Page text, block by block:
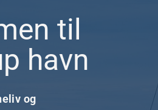
til
havn
og